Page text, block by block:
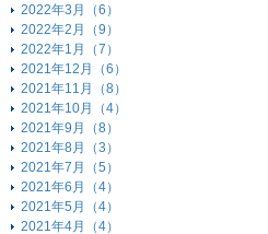
2022年3月（6）
2022年2月（9）
2022年1月（7）
2021年12月（6）
2021年11月（8）
2021年10月（4）
2021年9月（8）
2021年8月（3）
2021年7月（5）
2021年6月（4）
2021年5月（4）
2021年4月（4）